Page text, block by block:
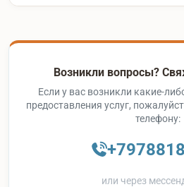
Возникли вопросы?
Если у вас возникли какие-
предоставления услуг,
телефону:
или через